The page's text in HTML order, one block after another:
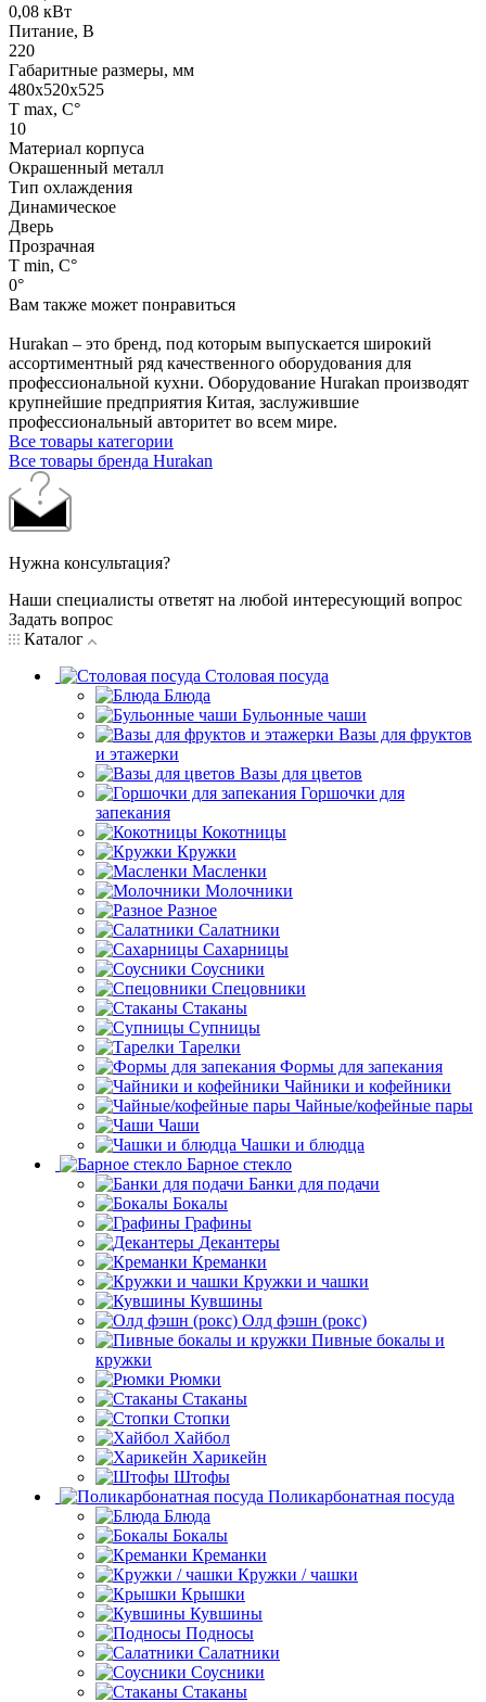
0,08 кВт
Питание, В
220
Габаритные размеры, мм
480x520x525
Т max, С°
10
Материал корпуса
Окрашенный металл
Тип охлаждения
Динамическое
Дверь
Прозрачная
Т min, C°
0°
Вам также может понравиться
Hurakan – это бренд, под которым выпускается широкий
ассортиментный ряд качественного оборудования для
профессиональной кухни. Оборудование Hurakan производят
крупнейшие предприятия Китая, заслужившие
профессиональный авторитет во всем мире.
Все товары категории
Все товары бренда Hurakan
Нужна консультация?
Наши специалисты ответят на любой интересующий вопрос
Задать вопрос
Каталог
Столовая посуда
Блюда
Бульонные чаши
Вазы для фруктов
и этажерки
Вазы для цветов
Горшочки для
запекания
Кокотницы
Кружки
Масленки
Молочники
Разное
Салатники
Сахарницы
Соусники
Спецовники
Стаканы
Супницы
Тарелки
Формы для запекания
Чайники и кофейники
Чайные/кофейные пары
Чаши
Чашки и блюдца
Барное стекло
Банки для подачи
Бокалы
Графины
Декантеры
Креманки
Кружки и чашки
Кувшины
Олд фэшн (рокс)
Пивные бокалы и
кружки
Рюмки
Стаканы
Стопки
Хайбол
Харикейн
Штофы
Поликарбонатная посуда
Блюда
Бокалы
Креманки
Кружки / чашки
Крышки
Кувшины
Подносы
Салатники
Соусники
Стаканы